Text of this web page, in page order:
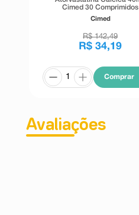
Cimed 30 Comprimidos
Revestidos
Cimed
R$ 142,49
R$ 34,19
Comprar
Avaliações